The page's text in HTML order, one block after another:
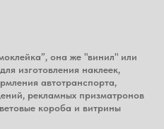
она же "винил" или
изготовления наклеек,
автотранспорта,
рекламных призматронов
короба и витрины